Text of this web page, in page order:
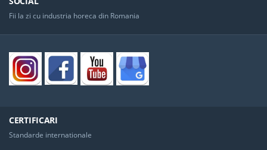
Fii la zi cu industria horeca din Romania
CERTIFICARI
Standarde internationale